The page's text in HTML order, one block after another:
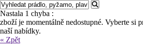
Nastala 1 chyba :
zboží je momentálně nedostupné. Vyberte si
naší nabídky.
« Zpět